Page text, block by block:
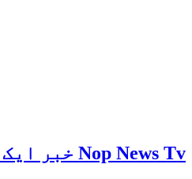
Nop News Tv خبر ایک کلک پر